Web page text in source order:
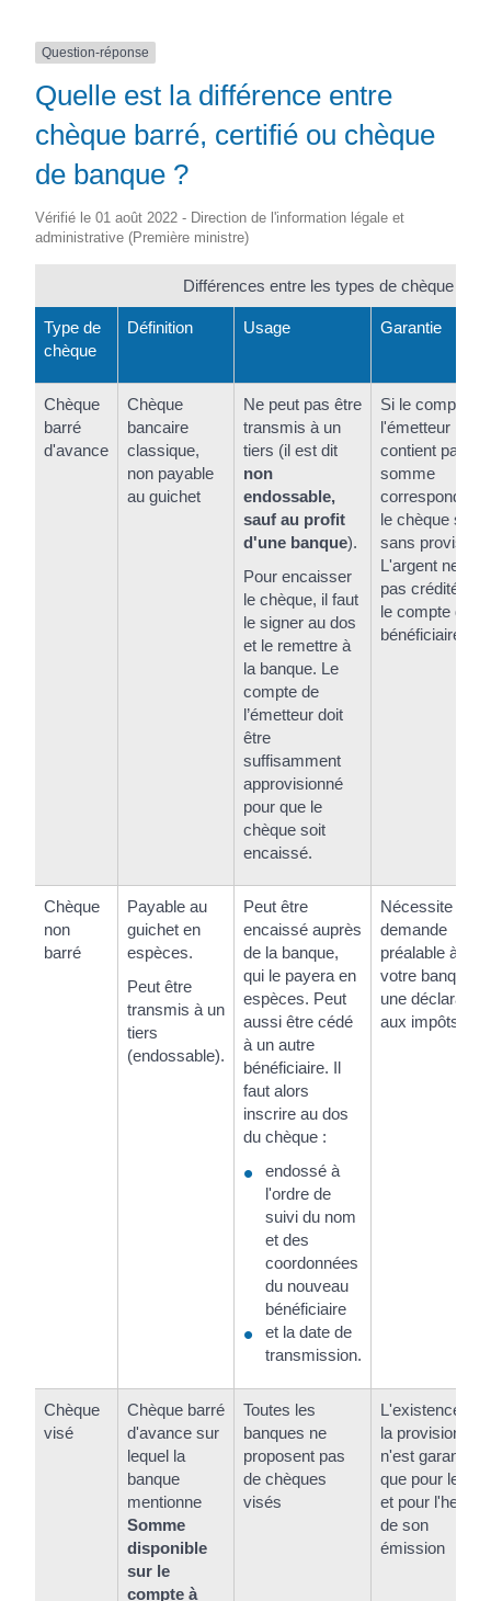
Question-réponse
Quelle est la différence entre
chèque barré, certifié ou chèque
de banque ?
Vérifié le 01 août 2022 - Direction de l'information légale et
administrative (Première ministre)
Différences entre les types de chèque
Type de
chèque
Définition Usage Garantie
Chèque
barré
d'avance
Chèque
bancaire
classique,
non payable
au guichet
Ne peut pas être
transmis à un
tiers (il est dit
non
endossable,
sauf au profit
d'une banque).
Pour encaisser
le chèque, il faut
le signer au dos
et le remettre à
la banque. Le
compte de
l’émetteur doit
être
suffisamment
approvisionné
pour que le
chèque soit
encaissé.
Si le compte de
l'émetteur ne
contient pas la
somme
le chèque sera
sans provision.
L'argent ne
pas créditée
le compte du
bénéficiaire.
Chèque
non
barré
Payable au
guichet en
espèces.
Peut être
transmis à un
tiers
(endossable).
Peut être
encaissé auprès
de la banque,
qui le payera en
espèces. Peut
aussi être cédé
à un autre
bénéficiaire. Il
faut alors
inscrire au dos
du chèque :
endossé à
l'ordre de
suivi du nom
et des
coordonnées
du nouveau
bénéficiaire
et la date de
transmission.
Nécessite une
demande
préalable à
votre banque et
une déclaration
aux impôts
Chèque
visé
Chèque barré
d'avance sur
lequel la
banque
mentionne
Somme
disponible
sur le
compte à
Toutes les
banques ne
proposent pas
de chèques
visés
L'existence de
la provision
n'est garantie
que pour le jour
et pour l'heure
de son
émission